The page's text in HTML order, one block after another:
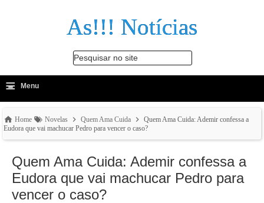
As!!! Notícias
Pesquisar no site
-
≡ Menu
Home Novelas Quem Ama Cuida
Quem Ama Cuida: Ademir confessa a
Eudora que vai machucar Pedro para vencer o caso?
Quem Ama Cuida: Ademir confessa a
Eudora que vai machucar Pedro para
vencer o caso?